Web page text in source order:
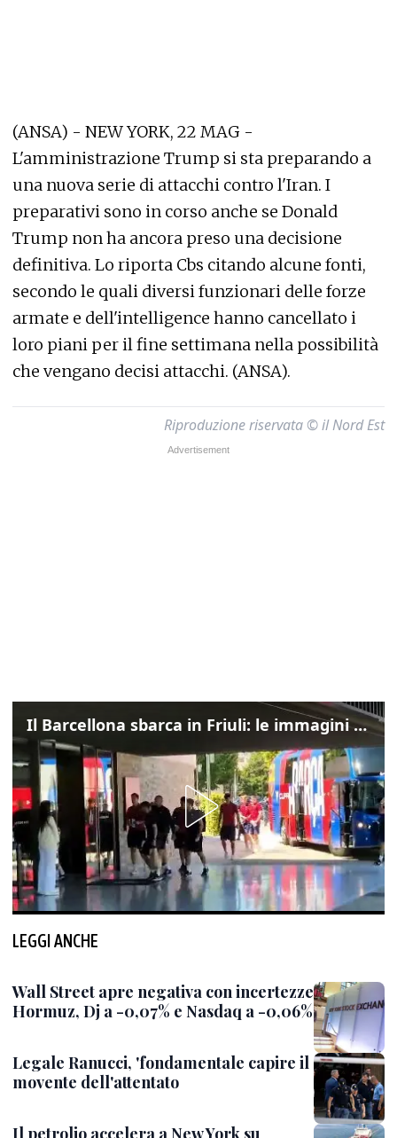
(ANSA) - NEW YORK, 22 MAG -
L'amministrazione Trump si sta preparando a
una nuova serie di attacchi contro l'Iran. I
preparativi sono in corso anche se Donald
Trump non ha ancora preso una decisione
definitiva. Lo riporta Cbs citando alcune fonti,
secondo le quali diversi funzionari delle forze
armate e dell'intelligence hanno cancellato i
loro piani per il fine settimana nella possibilità
che vengano decisi attacchi. (ANSA).
Riproduzione riservata © il Nord Est
Il Barcellona sbarca in Friuli: le immagini dell'arrivo in albergo
LEGGI ANCHE
Wall Street apre negativa con incertezze
Hormuz, Dj a -0,07% e Nasdaq a -0,06%
Legale Ranucci, 'fondamentale capire il
movente dell'attentato
Il petrolio accelera a New York su